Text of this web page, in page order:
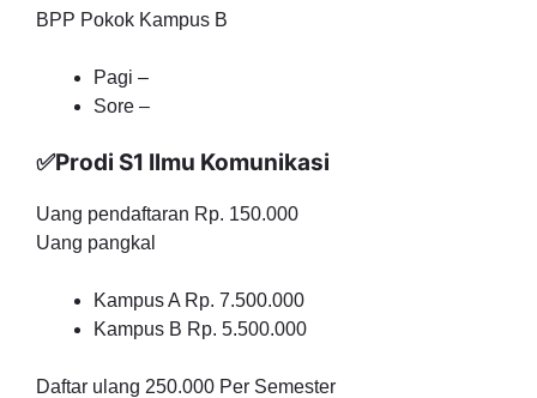
BPP Pokok Kampus B
Pagi –
Sore –
✅Prodi S1 Ilmu Komunikasi
Uang pendaftaran Rp. 150.000
Uang pangkal
Kampus A Rp. 7.500.000
Kampus B Rp. 5.500.000
Daftar ulang 250.000 Per Semester